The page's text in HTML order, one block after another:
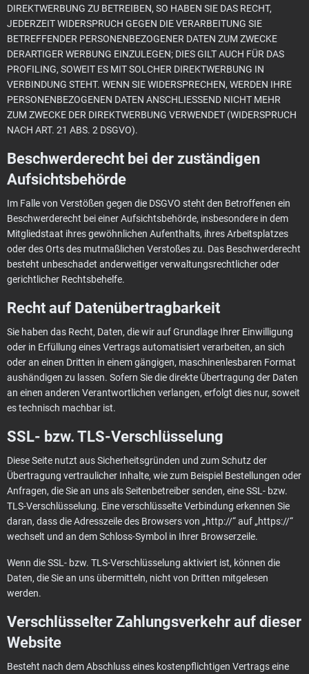
DIREKTWERBUNG ZU BETREIBEN, SO HABEN SIE DAS RECHT,
JEDERZEIT WIDERSPRUCH GEGEN DIE VERARBEITUNG SIE
BETREFFENDER PERSONENBEZOGENER DATEN ZUM ZWECKE
DERARTIGER WERBUNG EINZULEGEN; DIES GILT AUCH FÜR DAS
PROFILING, SOWEIT ES MIT SOLCHER DIREKTWERBUNG IN
VERBINDUNG STEHT. WENN SIE WIDERSPRECHEN, WERDEN IHRE
PERSONENBEZOGENEN DATEN ANSCHLIESSEND NICHT MEHR
ZUM ZWECKE DER DIREKTWERBUNG VERWENDET (WIDERSPRUCH
NACH ART. 21 ABS. 2 DSGVO).
Beschwerde­recht bei der zuständigen
Aufsichts­behörde
Im Falle von Verstößen gegen die DSGVO steht den Betroffenen ein
Beschwerderecht bei einer Aufsichtsbehörde, insbesondere in dem
Mitgliedstaat ihres gewöhnlichen Aufenthalts, ihres Arbeitsplatzes
oder des Orts des mutmaßlichen Verstoßes zu. Das Beschwerderecht
besteht unbeschadet anderweitiger verwaltungsrechtlicher oder
gerichtlicher Rechtsbehelfe.
Recht auf Daten­übertrag­barkeit
Sie haben das Recht, Daten, die wir auf Grundlage Ihrer Einwilligung
oder in Erfüllung eines Vertrags automatisiert verarbeiten, an sich
oder an einen Dritten in einem gängigen, maschinenlesbaren Format
aushändigen zu lassen. Sofern Sie die direkte Übertragung der Daten
an einen anderen Verantwortlichen verlangen, erfolgt dies nur, soweit
es technisch machbar ist.
SSL- bzw. TLS-Verschlüsselung
Diese Seite nutzt aus Sicherheitsgründen und zum Schutz der
Übertragung vertraulicher Inhalte, wie zum Beispiel Bestellungen oder
Anfragen, die Sie an uns als Seitenbetreiber senden, eine SSL- bzw.
TLS-Verschlüsselung. Eine verschlüsselte Verbindung erkennen Sie
daran, dass die Adresszeile des Browsers von „http://“ auf „https://“
wechselt und an dem Schloss-Symbol in Ihrer Browserzeile.
Wenn die SSL- bzw. TLS-Verschlüsselung aktiviert ist, können die
Daten, die Sie an uns übermitteln, nicht von Dritten mitgelesen
werden.
Verschlüsselter Zahlungsverkehr auf dieser
Website
Besteht nach dem Abschluss eines kostenpflichtigen Vertrags eine